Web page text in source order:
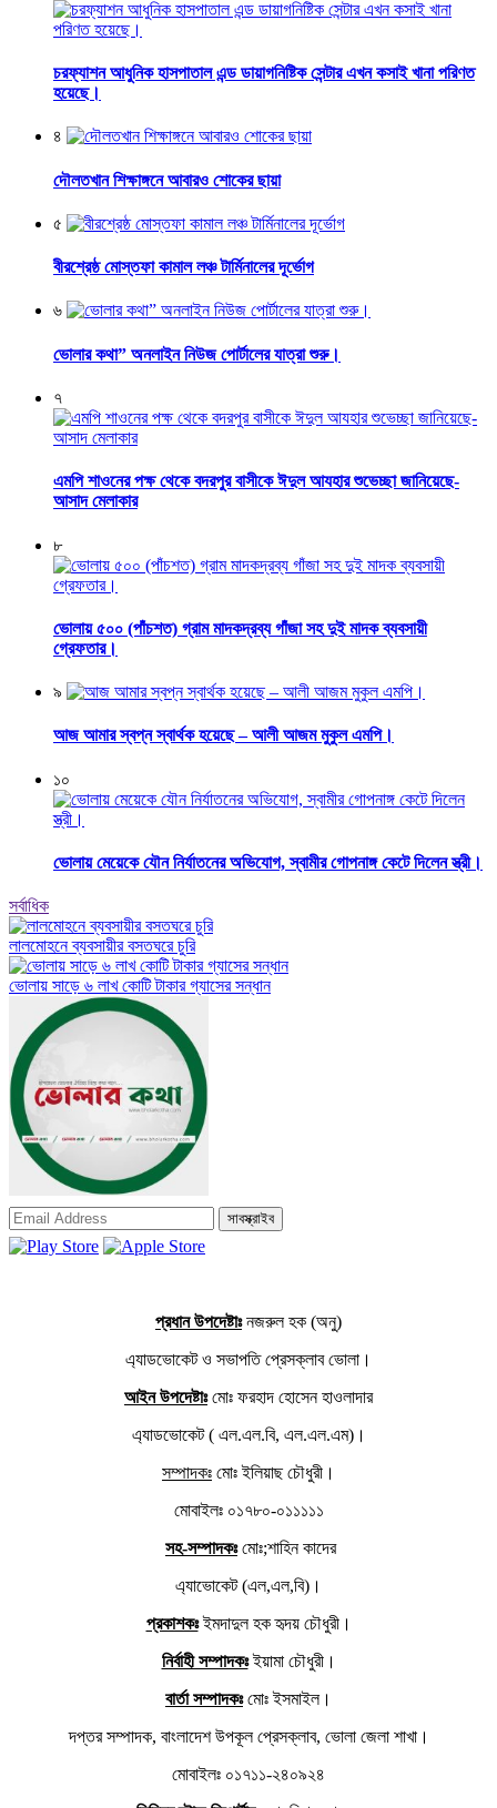
চরফ্যাশন আধুনিক হাসপাতাল এন্ড ডায়াগনিষ্টিক সেন্টার এখন কসাই খানা পরিণত
হয়েছে।
৪
দৌলতখান শিক্ষাঙ্গনে আবারও শোকের ছায়া
৫
বীরশ্রেষ্ঠ মোস্তফা কামাল লঞ্চ টার্মিনালের দূর্ভোগ
৬
ভোলার কথা” অনলাইন নিউজ পোর্টালের যাত্রা শুরু।
৭
এমপি শাওনের পক্ষ থেকে বদরপুর বাসীকে ঈদুল আযহার শুভেচ্ছা জানিয়েছে-
আসাদ মেলাকার
৮
ভোলায় ৫০০ (পাঁচশত) গ্রাম মাদকদ্রব্য গাঁজা সহ দুই মাদক ব্যবসায়ী
গ্রেফতার।
৯
আজ আমার স্বপ্ন স্বার্থক হয়েছে – আলী আজম মুকুল এমপি।
১০
ভোলায় মেয়েকে যৌন নির্যাতনের অভিযোগ, স্বামীর গোপনাঙ্গ কেটে দিলেন স্ত্রী।
সর্বাধিক
লালমোহনে ব্যবসায়ীর বসতঘরে চুরি
ভোলায় সাড়ে ৬ লাখ কোটি টাকার গ্যাসের সন্ধান
সাবস্ক্রাইব
প্রধান উপদেষ্টাঃনজরুল হক (অনু)
এ্যাডভোকেট ও সভাপতি প্রেসক্লাব ভোলা।
আইন উপদেষ্টাঃমোঃ ফরহাদ হোসেন হাওলাদার
এ্যাডভোকেট ( এল.এল.বি, এল.এল.এম)।
সম্পাদকঃ মোঃ ইলিয়াছ চৌধুরী।
মোবাইলঃ ০১৭৮০-০১১১১১
সহ-সম্পাদকঃমোঃ;শাহিন কাদের
এ্যাভোকেট (এল,এল,বি)।
প্রকাশকঃইমদাদুল হক হৃদয় চৌধুরী।
নির্বাহী সম্পাদকঃইয়ামা চৌধুরী।
বার্তা সম্পাদকঃমোঃ ইসমাইল।
দপ্তর সম্পাদক, বাংলাদেশ উপকূল প্রেসক্লাব, ভোলা জেলা শাখা।
মোবাইলঃ ০১৭১১-২৪০৯২৪